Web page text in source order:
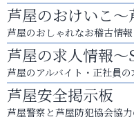
芦屋のおけいこ
芦屋のおしゃれなお稽古情報
芦屋の求人情報～
芦屋のアルバイト・正社員
芦屋安全掲示板
芦屋警察と芦屋防犯協会協